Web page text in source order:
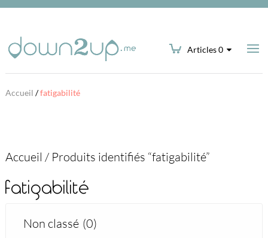
Articles 0
Accueil /fatigabilité
Accueil / Produits identifiés “fatigabilité”
fatigabilité
Non classé (0)